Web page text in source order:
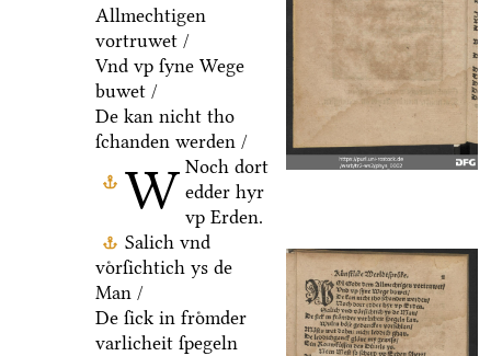
W
Allmechtigen
vortruwet /
Vnd vp ſyne Wege
buwet /
De kan nicht tho
ſchanden werden /
Noch dort
edder hyr
vp Erden.
Salich vnd
voͤrſichtich ys de
Man /
De ſick in froͤmder
varlicheit ſpegeln